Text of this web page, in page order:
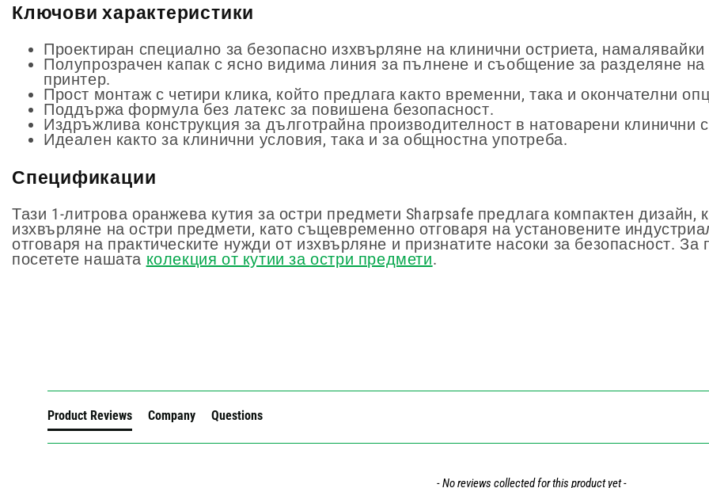
Ключови характеристики
Проектиран специално за безопасно изхвърляне на клинични остриета,
Полупрозрачен капак с ясно видима линия за пълнене и съобщение за разделяне
принтер.
Прост монтаж с четири клика, който предлага както временни, така и окончателни
Поддържа формула без латекс за повишена безопасност.
Издръжлива конструкция за дълготрайна производителност в натоварени клинични
Идеален както за клинични условия, така и за общностна употреба.
Спецификации
Тази 1-литрова оранжева кутия за остри предмети Sharpsafe предлага компактен
изхвърляне на остри предмети, като същевременно отговаря на установените
отговаря на практическите нужди от изхвърляне и признатите насоки за безопасност.
посетете нашата колекция от кутии за остри предмети.
Product Reviews Company Questions
- No reviews collected for this product yet -